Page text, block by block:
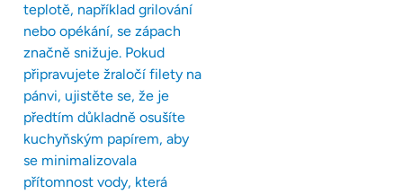
teplotě, například grilování
nebo opékání, se zápach
značně snižuje. Pokud
připravujete žraločí filety na
pánvi, ujistěte se, že je
předtím důkladně osušíte
kuchyňským papírem, aby
se minimalizovala
přítomnost vody, která